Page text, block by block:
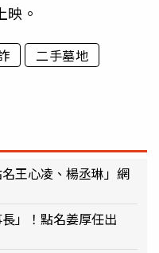
。
二手墓地
王心凌、楊丞琳」網
」！點名姜厚任出